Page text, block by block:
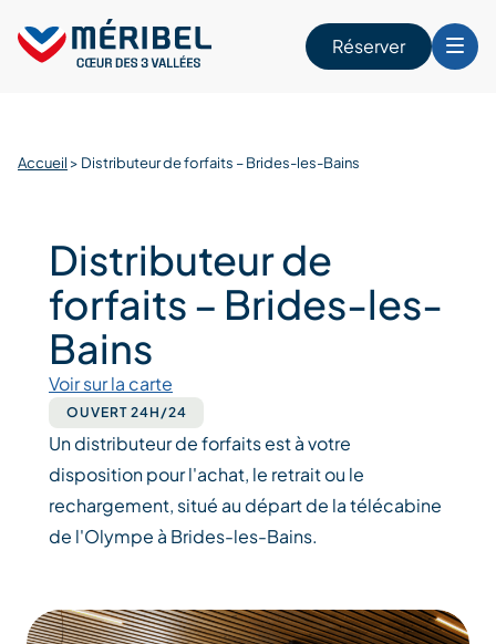
content
Réserver
Accueil > Distributeur de forfaits – Brides-les-Bains
Distributeur de
forfaits – Brides-les-
Bains
Voir sur la carte
OUVERT 24H/24
Un distributeur de forfaits est à votre
disposition pour l'achat, le retrait ou le
rechargement, situé au départ de la télécabine
de l'Olympe à Brides-les-Bains.